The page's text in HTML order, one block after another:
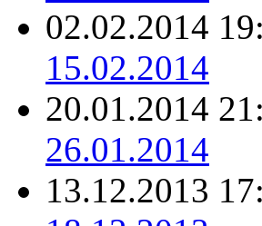
02.02.2014
15.02.2014
20.01.2014
26.01.2014
13.12.2013